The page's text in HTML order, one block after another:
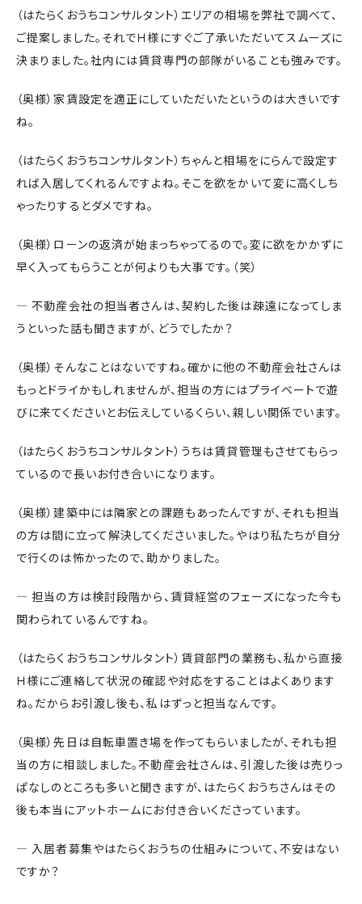
（はたらくおうちコンサルタント）エリアの相場を弊社で調べて、
ご提案しました。それでＨ様にすぐご了承いただいてスムーズに
決まりました。社内には賃貸専門の部隊がいることも強みです。
（奥様）家賃設定を適正にしていただいたというのは大きいです
ね。
（はたらくおうちコンサルタント）ちゃんと相場をにらんで設定す
れば入居してくれるんですよね。そこを欲をかいて変に高くしち
ゃったりするとダメですね。
（奥様）ローンの返済が始まっちゃってるので。変に欲をかかずに
早く入ってもらうことが何よりも大事です。（笑）
― 不動産会社の担当者さんは、契約した後は疎遠になってしま
うといった話も聞きますが、どうでしたか？
（奥様）そんなことはないですね。確かに他の不動産会社さんは
もっとドライかもしれませんが、担当の方にはプライベートで遊
びに来てくださいとお伝えしているくらい、親しい関係でいます。
（はたらくおうちコンサルタント）うちは賃貸管理もさせてもらっ
ているので長いお付き合いになります。
（奥様）建築中には隣家との課題もあったんですが、それも担当
の方は間に立って解決してくださいました。やはり私たちが自分
で行くのは怖かったので、助かりました。
― 担当の方は検討段階から、賃貸経営のフェーズになった今も
関わられているんですね。
（はたらくおうちコンサルタント）賃貸部門の業務も、私から直接
Ｈ様にご連絡して状況の確認や対応をすることはよくあります
ね。だからお引渡し後も、私はずっと担当なんです。
（奥様）先日は自転車置き場を作ってもらいましたが、それも担
当の方に相談しました。不動産会社さんは、引渡した後は売りっ
ぱなしのところも多いと聞きますが、はたらくおうちさんはその
後も本当にアットホームにお付き合いくださっています。
― 入居者募集やはたらくおうちの仕組みについて、不安はない
ですか？